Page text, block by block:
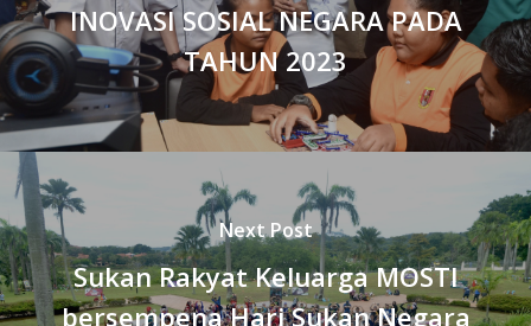
INOVASI SOSIAL NEGARA PADA
TAHUN 2023
Next Post
Sukan Rakyat Keluarga MOSTI
bersempena Hari Sukan Negara